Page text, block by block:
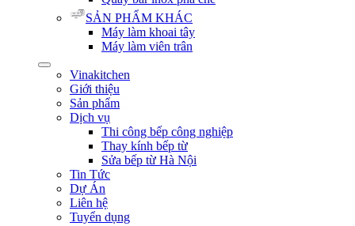
SẢN PHẨM KHÁC
Máy làm khoai tây
Máy làm viên trân
Vinakitchen
Giới thiệu
Sản phẩm
Dịch vụ
Thi công bếp công nghiệp
Thay kính bếp từ
Sửa bếp từ Hà Nội
Tin Tức
Dự Án
Liên hệ
Tuyển dụng